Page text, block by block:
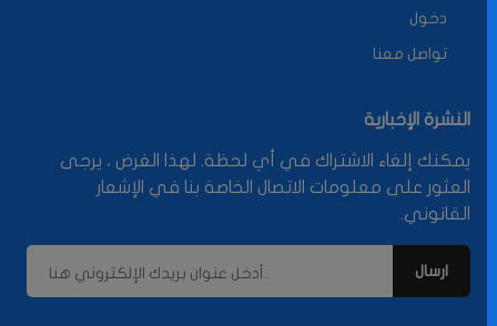
دخول
تواصل معنا
النشرة الإخبارية
يمكنك إلغاء الاشتراك في أي لحظة. لهذا الغرض ، يرجى
العثور على معلومات الاتصال الخاصة بنا في الإشعار
القانوني.